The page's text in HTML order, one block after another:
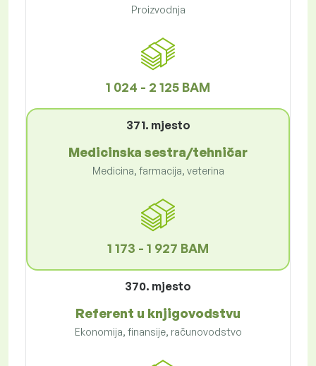
Proizvodnja
1 024 - 2 125 BAM
371. mjesto
Medicinska sestra/tehničar
Medicina, farmacija, veterina
1 173 - 1 927 BAM
370. mjesto
Referent u knjigovodstvu
Ekonomija, finansije, računovodstvo